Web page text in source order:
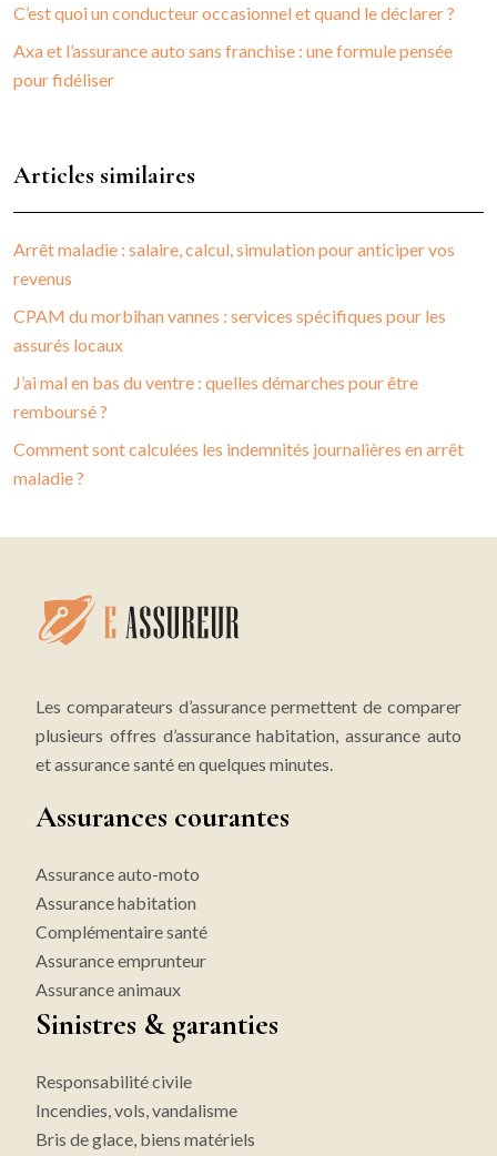
C’est quoi un conducteur occasionnel et quand le déclarer ?
Axa et l’assurance auto sans franchise : une formule pensée
pour fidéliser
Articles similaires
Arrêt maladie : salaire, calcul, simulation pour anticiper vos
revenus
CPAM du morbihan vannes : services spécifiques pour les
assurés locaux
J’ai mal en bas du ventre : quelles démarches pour être
remboursé ?
Comment sont calculées les indemnités journalières en arrêt
maladie ?
Les comparateurs d’assurance permettent de comparer
plusieurs offres d’assurance habitation, assurance auto
et assurance santé en quelques minutes.
Assurances courantes
Assurance auto-moto
Assurance habitation
Complémentaire santé
Assurance emprunteur
Assurance animaux
Sinistres & garanties
Responsabilité civile
Incendies, vols, vandalisme
Bris de glace, biens matériels